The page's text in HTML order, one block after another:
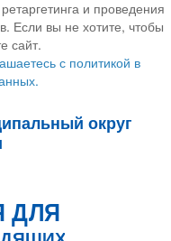
и проведения
Если вы не хотите, чтобы
сайт.
с политикой в